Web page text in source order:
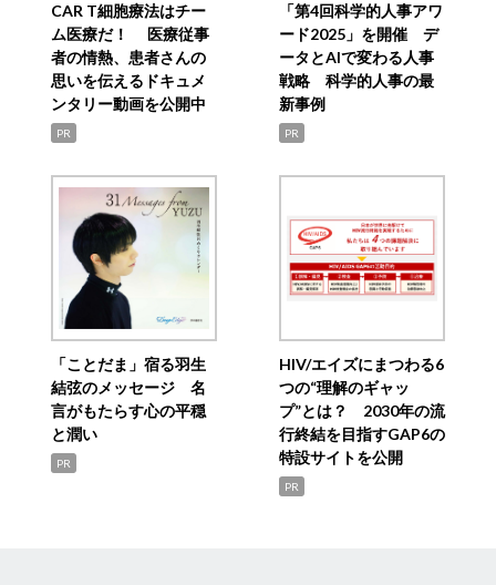
CAR T細胞療法はチー
ム医療だ！ 医療従事
者の情熱、患者さんの
思いを伝えるドキュメ
ンタリー動画を公開中
PR
「第4回科学的人事アワ
ード2025」を開催 デ
ータとAIで変わる人事
戦略 科学的人事の最
新事例
PR
「ことだま」宿る羽生
結弦のメッセージ 名
言がもたらす心の平穏
と潤い
PR
HIV/エイズにまつわる6
つの“理解のギャッ
プ”とは？ 2030年の流
行終結を目指すGAP6の
特設サイトを公開
PR